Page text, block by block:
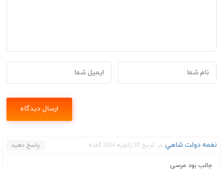
نغمه دولت شاهي در تاریخ 28 ژانویه 2014 گفته : پاسخ دهید
جالب بود مرسی